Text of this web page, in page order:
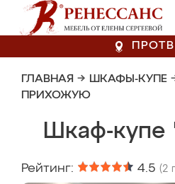
ГЛАВНАЯ → ШКАФЫ-КУПЕ
ПРИХОЖУЮ
Шкаф-купе
Рейтинг: 4.5 (2